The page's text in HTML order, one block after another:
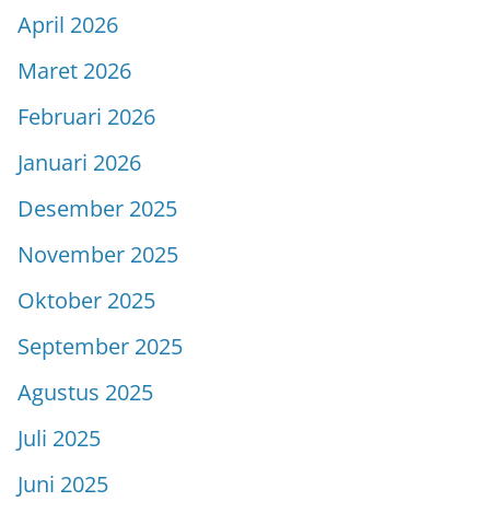
April 2026
Maret 2026
Februari 2026
Januari 2026
Desember 2025
November 2025
Oktober 2025
September 2025
Agustus 2025
Juli 2025
Juni 2025